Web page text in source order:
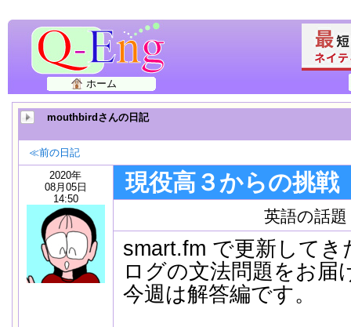
ホーム
mouthbirdさんの日記
≪前の日記
2020年
08月05日
14:50
現役高３からの挑戦
英語の話題
smart.fm で更新して
ログの文法問題をお届
今週は解答編です。